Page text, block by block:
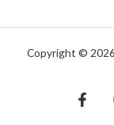
Copyright © 2026